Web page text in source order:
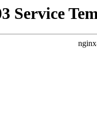
Service